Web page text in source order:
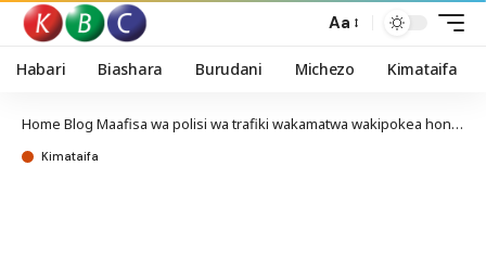
Aa
Habari Biashara Burudani Michezo Kimataifa
Home Blog Maafisa wa polisi wa trafiki wakamatwa wakipokea hongo Naivasha
Kimataifa